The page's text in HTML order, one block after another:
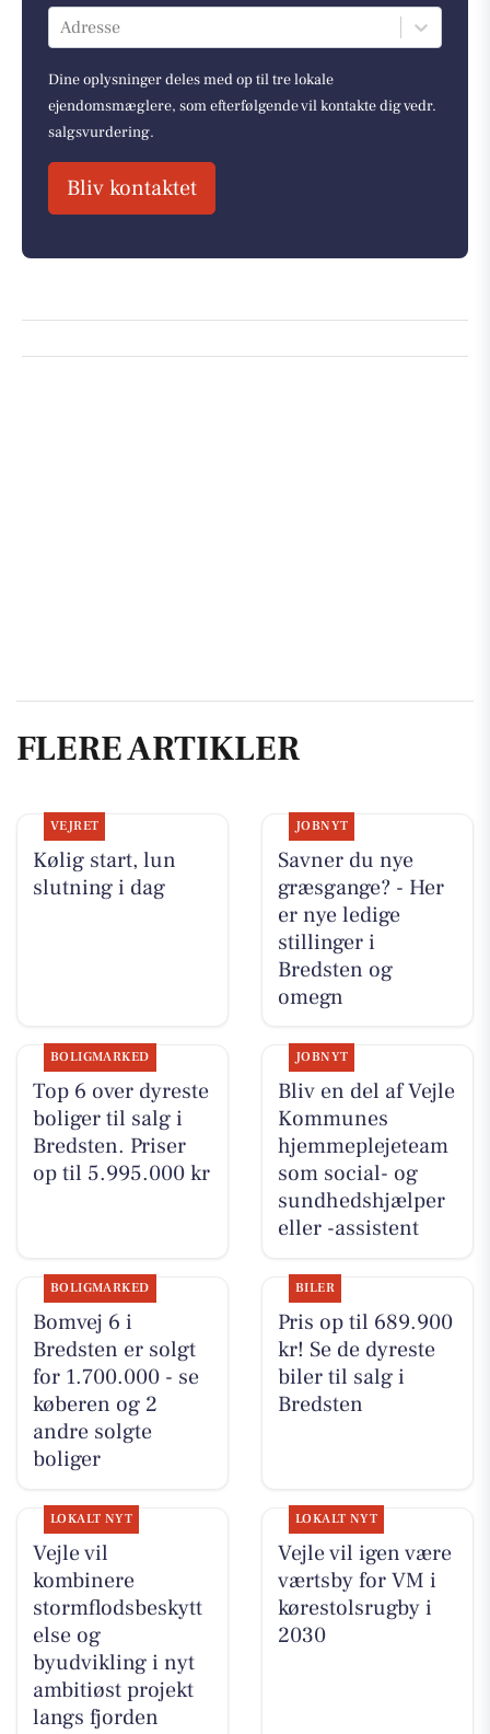
Adresse
Dine oplysninger deles med op til tre lokale
ejendomsmæglere, som efterfølgende vil kontakte dig vedr.
salgsvurdering.
Bliv kontaktet
FLERE ARTIKLER
VEJRET
Kølig start, lun
slutning i dag
JOBNYT
Savner du nye
græsgange? - Her
er nye ledige
stillinger i
Bredsten og
omegn
BOLIGMARKED
Top 6 over dyreste
boliger til salg i
Bredsten. Priser
op til 5.995.000 kr
JOBNYT
Bliv en del af Vejle
Kommunes
hjemmeplejeteam
som social- og
sundhedshjælper
eller -assistent
BOLIGMARKED
Bomvej 6 i
Bredsten er solgt
for 1.700.000 - se
køberen og 2
andre solgte
boliger
BILER
Pris op til 689.900
kr! Se de dyreste
biler til salg i
Bredsten
LOKALT NYT
Vejle vil
kombinere
stormflodsbeskytt
else og
byudvikling i nyt
ambitiøst projekt
langs fjorden
LOKALT NYT
Vejle vil igen være
værtsby for VM i
kørestolsrugby i
2030